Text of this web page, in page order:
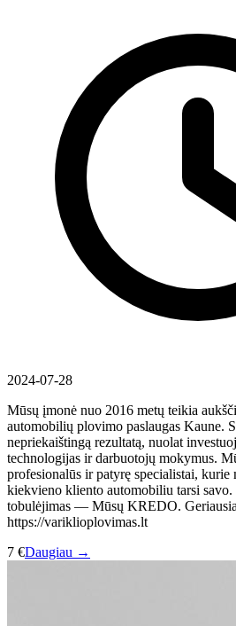
2024-07-28
Mūsų įmonė nuo 2016 metų teikia
automobilių plovimo paslaugas Kaune.
nepriekaištingą rezultatą, nuolat
technologijas ir darbuotojų mokymus.
profesionalūs ir patyrę specialistai,
kiekvieno kliento automobiliu tarsi
tobulėjimas — Mūsų KREDO.
https://variklioplovimas.lt
7 €Daugiau →